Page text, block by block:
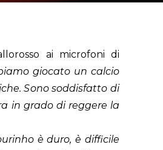
ai microfoni di
giocato un calcio
Sonosoddisfatto di
in grado di reggere la
è duro, è difficile